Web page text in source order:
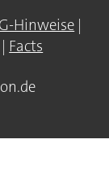
Hinweise |
| Facts